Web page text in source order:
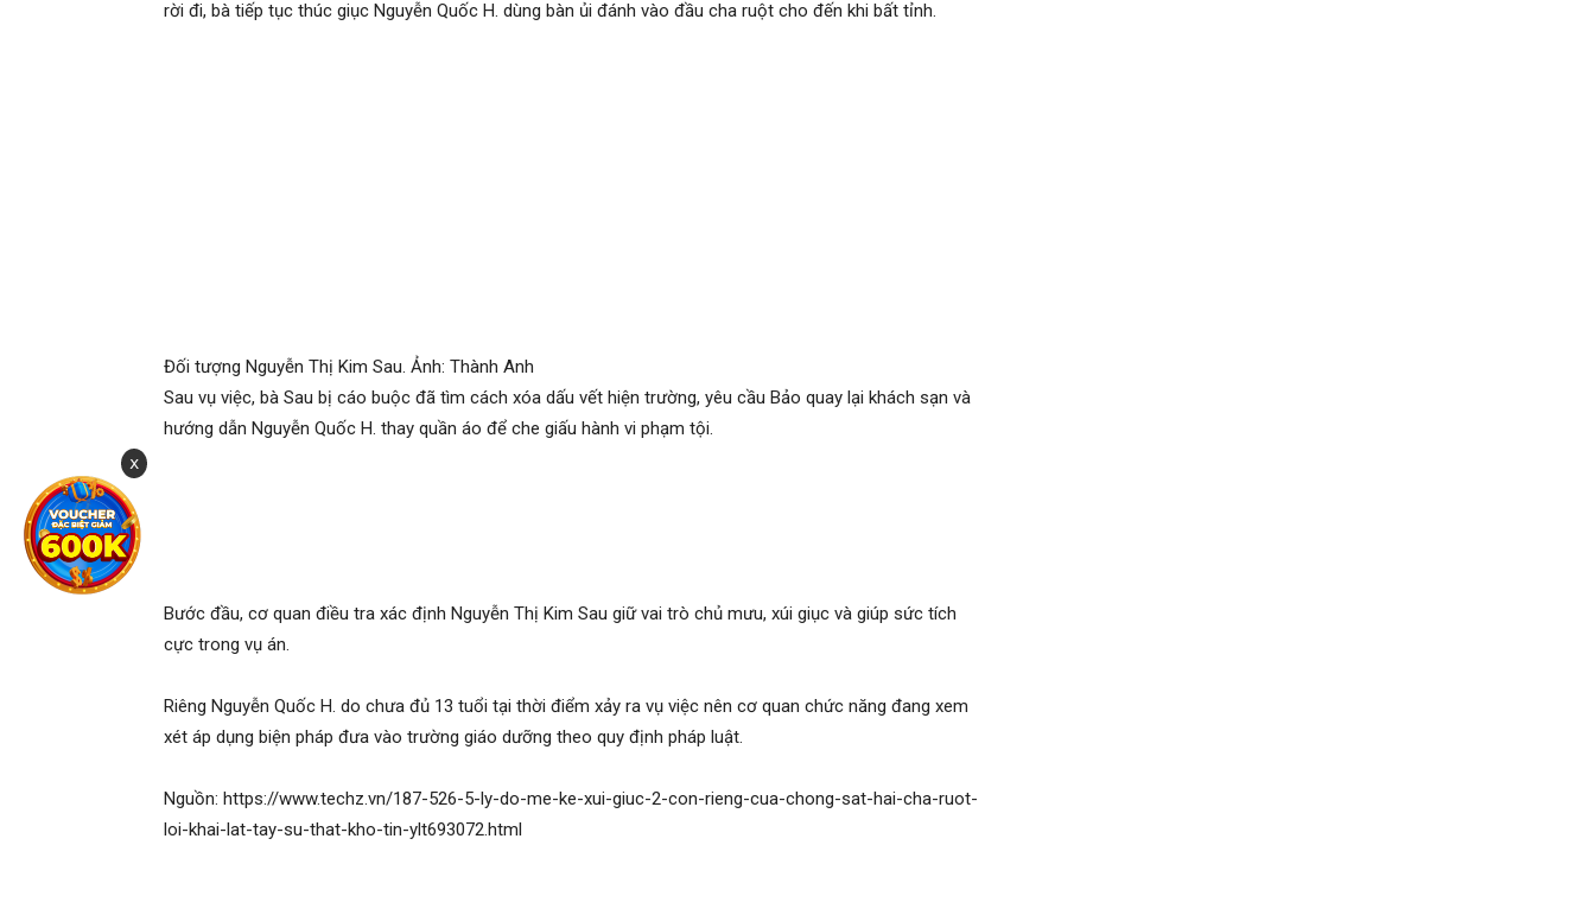
Đến khoảng 2h sáng 24/2, Bảo quay lại nhà, vào phòng ngủ tấn công ông T. nhưng không thành do nạn
x